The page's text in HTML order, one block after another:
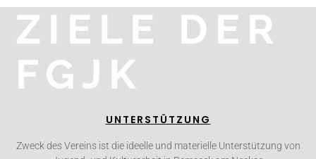
ZIELE DER
FGJK
UNTERSTÜTZUNG
Zweck des Vereins ist die ideelle und materielle Unterstützung von